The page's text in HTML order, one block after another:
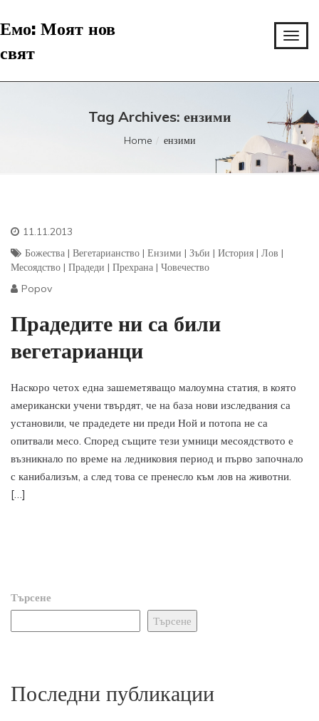
Емо: Моят нов
свят
Tag Archives: ензими
Home ензими
11.11.2013
Божества | Вегетарианство | Ензими | Зъби | История | Лов |
Месоядство | Прадеди | Прехрана | Човечество
Popov
Прадедите ни са били
вегетарианци
Наскоро четох една зашеметяващо малоумна статия, в която
американски учени твърдят, че на база нови изследвания са
установили, че прадедете ни преди Ной и потопа не са
опитвали месо. Според същите тези умници месоядството е
възникнало по време на ледниковия период и първо започнало
с канибализъм, а след това се пренесло към лов на животни.
[…]
Търсене
Търсене
Последни публикации